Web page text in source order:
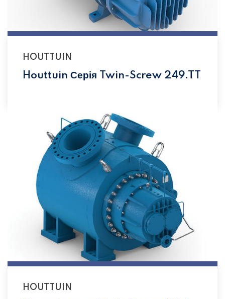
HOUTTUIN
Houttuin Серія Twin-Screw 249.TT
HOUTTUIN